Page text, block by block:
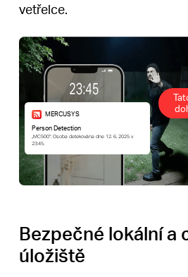
vetřelce.
MERCUSYS
Person Detection
„MC500“: Osoba detekována dne 12. 6. 2025 v
23:45.
Bezpečné lokální a
úložiště